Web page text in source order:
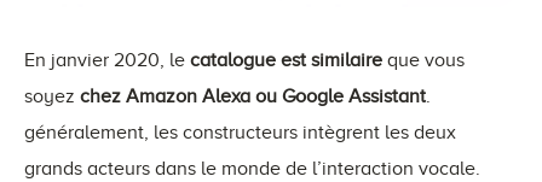
En janvier 2020, le catalogue est similaire que vous
soyez chez Amazon Alexa ou Google Assistant.
généralement, les constructeurs intègrent les deux
grands acteurs dans le monde de l’interaction vocale.